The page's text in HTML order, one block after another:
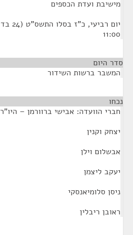
מישיבת ועדת הכספים
11:00
סדר היום
המשבר ברשות השידור
נכחו
חברי הוועדה: אבישי ברוורמן – היו"ר
יצחק וקנין
אבשלום וילן
יעקב ליצמן
ניסן סלומיאנסקי
ראובן ריבלין